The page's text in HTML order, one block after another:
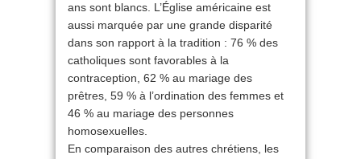
ans sont blancs. L’Église américaine est
aussi marquée par une grande disparité
dans son rapport à la tradition : 76 % des
catholiques sont favorables à la
contraception, 62 % au mariage des
prêtres, 59 % à l’ordination des femmes et
46 % au mariage des personnes
homosexuelles.
En comparaison des autres chrétiens, les